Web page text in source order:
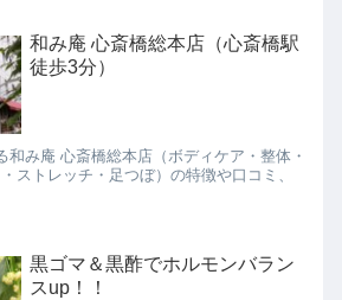
和み庵 心斎橋総本店（心斎橋駅
徒歩3分）
和み庵 心斎橋総本店（ボディケア・整体・
ストレッチ・足つぼ）の特徴や口コミ、
黒ゴマ＆黒酢でホルモンバラン
スup！！